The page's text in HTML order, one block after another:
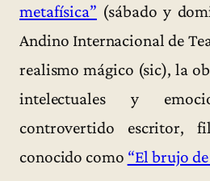
metafísica” (sábado y
Andino Internacional de
realismo mágico (sic), la
intelectuales y
controvertido escritor,
conocido como “El brujo